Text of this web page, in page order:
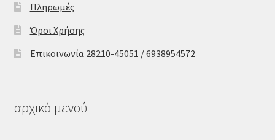
Πληρωμές
Όροι Χρήσης
Επικοινωνία 28210-45051 / 6938954572
αρχικό μενού